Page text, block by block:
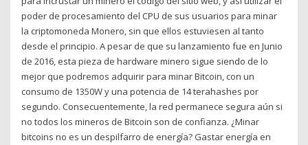
poder de procesamiento del CPU de sus usuarios para minar
la criptomoneda Monero, sin que ellos estuviesen al tanto
desde el principio. A pesar de que su lanzamiento fue en Junio
de 2016, esta pieza de hardware minero sigue siendo de lo
mejor que podremos adquirir para minar Bitcoin, con un
consumo de 1350W y una potencia de 14 terahashes por
segundo. Consecuentemente, la red permanece segura aún si
no todos los mineros de Bitcoin son de confianza. ¿Minar
bitcoins no es un despilfarro de energía? Gastar energía en